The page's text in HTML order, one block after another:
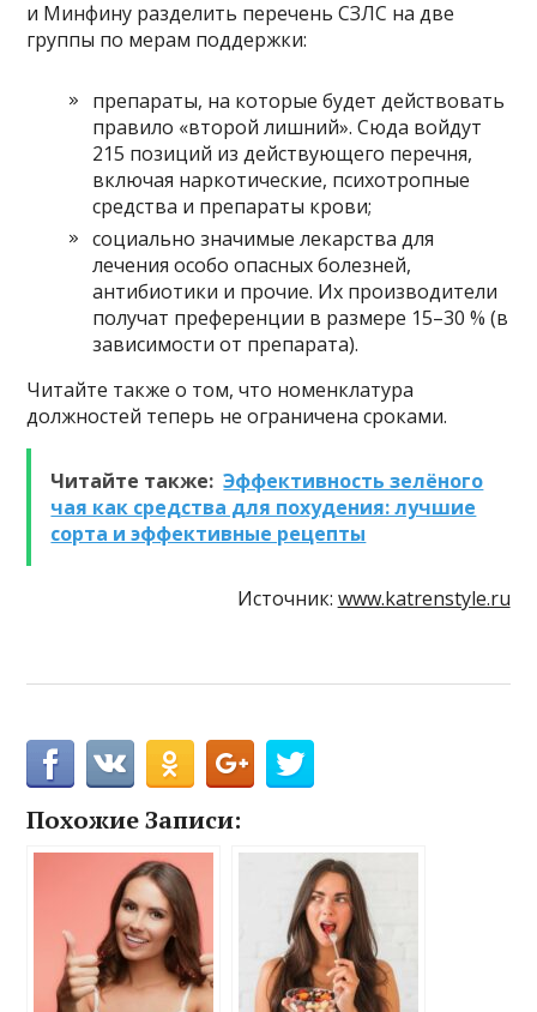
и Минфину разделить перечень СЗЛС на две
группы по мерам поддержки:
препараты, на которые будет действовать
правило «второй лишний». Сюда войдут
215 позиций из действующего перечня,
включая наркотические, психотропные
средства и препараты крови;
социально значимые лекарства для
лечения особо опасных болезней,
антибиотики и прочие. Их производители
получат преференции в размере 15–30 % (в
зависимости от препарата).
Читайте также о том, что номенклатура
должностей теперь не ограничена сроками.
Читайте также: Эффективность зелёного
чая как средства для похудения: лучшие
сорта и эффективные рецепты
Источник: www.katrenstyle.ru
Похожие Записи: